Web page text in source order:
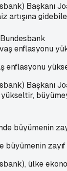
Başkanı
artışına
Bundesbank
enflasyonu
Başkanı
büyümenin
ülke